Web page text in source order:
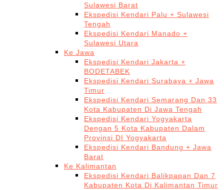
Sulawesi Barat
Ekspedisi Kendari Palu + Sulawesi
Tengah
Ekspedisi Kendari Manado +
Sulawesi Utara
Ke Jawa
Ekspedisi Kendari Jakarta +
BODETABEK
Ekspedisi Kendari Surabaya + Jawa
Timur
Ekspedisi Kendari Semarang Dan 33
Kota Kabupaten Di Jawa Tengah
Ekspedisi Kendari Yogyakarta
Dengan 5 Kota Kabupaten Dalam
Provinsi DI Yogyakarta
Ekspedisi Kendari Bandung + Jawa
Barat
Ke Kalimantan
Ekspedisi Kendari Balikpapan Dan 7
Kabupaten Kota Di Kalimantan Timur